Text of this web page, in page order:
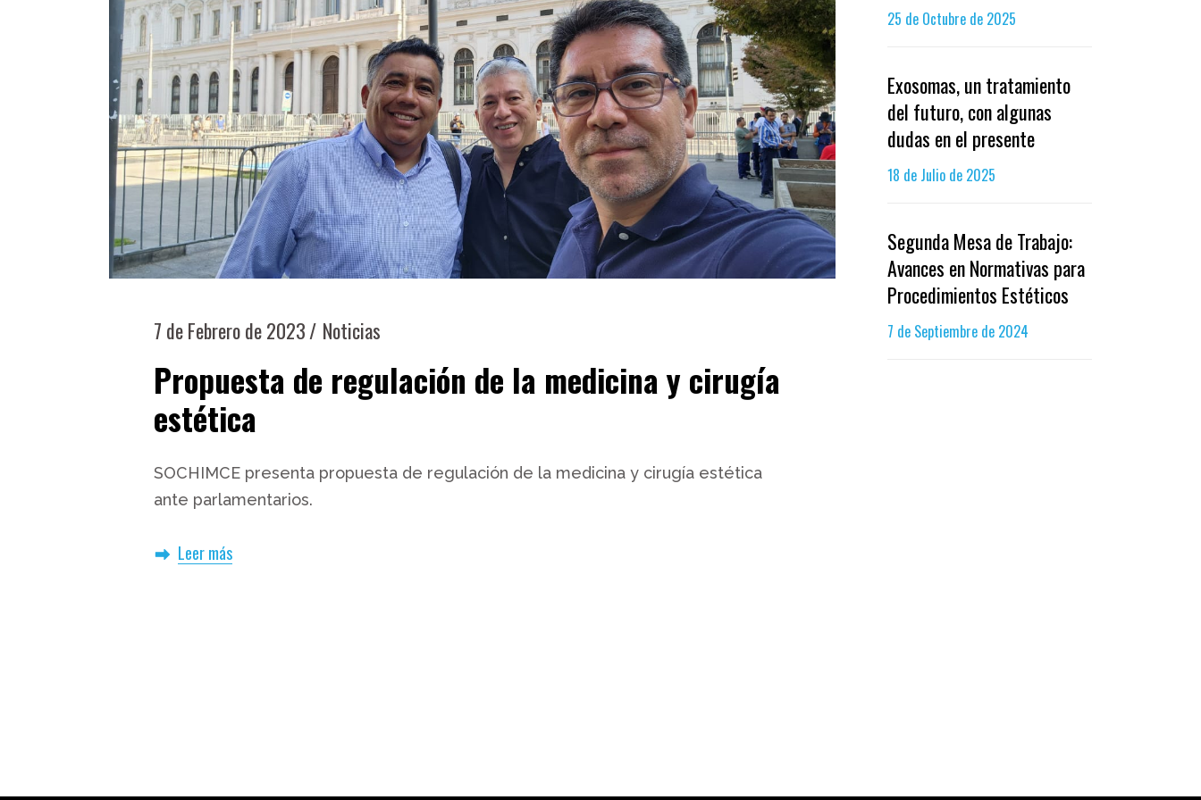
7 de Febrero de 2023 Noticias
Propuesta de regulación de la medicina y cirugía
estética
SOCHIMCE presenta propuesta de regulación de la medicina y cirugía estética
ante parlamentarios.
Leer más
25 de Octubre de 2025
Exosomas, un tratamiento
del futuro, con algunas
dudas en el presente
18 de Julio de 2025
Segunda Mesa de Trabajo:
Avances en Normativas para
Procedimientos Estéticos
7 de Septiembre de 2024